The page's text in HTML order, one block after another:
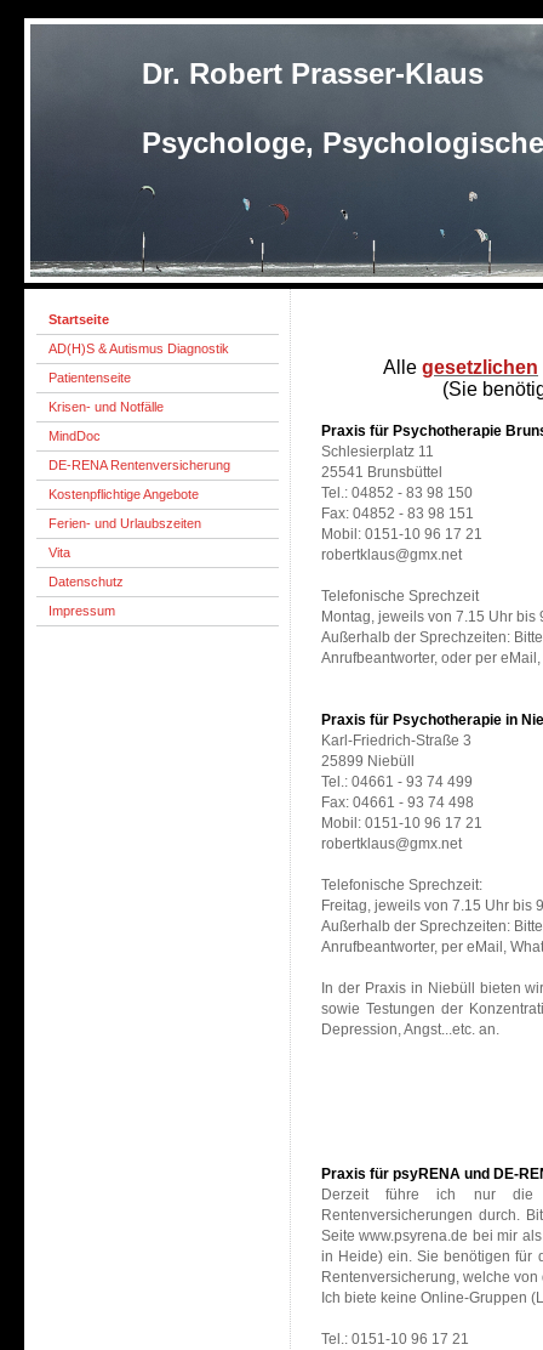
Dr. Robert Prasser-Klaus
Psychologe,
Startseite
AD(H)S & Autismus Diagnostik
Patientenseite
Krisen- und Notfälle
MindDoc
DE-RENA Rentenversicherung
Kostenpflichtige Angebote
Ferien- und Urlaubszeiten
Vita
Datenschutz
Impressum
Alle gesetzlichen
(Sie
Praxis für Psychotherapie
Schlesierplatz 11
25541 Brunsbüttel
Tel.: 04852 - 83 98 150
Fax: 04852 - 83 98 151
Mobil: 0151-10 96 17 21
robertklaus@gmx.net
Telefonische Sprechzeit
Montag, jeweils von 7.15 Uhr bis
Außerhalb der Sprechzeiten:
Anrufbeantworter, oder per
Praxis für Psychotherapie in
Karl-Friedrich-Straße 3
25899 Niebüll
Tel.: 04661 - 93 74 499
Fax: 04661 - 93 74 498
Mobil: 0151-10 96 17 21
robertklaus@gmx.net
Telefonische Sprechzeit:
Freitag, jeweils von 7.15 Uhr bis
Außerhalb der Sprechzeiten:
Anrufbeantworter, per eMail,
In der Praxis in Niebüll bieten
sowie Testungen der
Depression, Angst...etc. an.
Praxis für psyRENA und DE-
Derzeit führe ich nur die
Rentenversicherungen durch.
Seite www.psyrena.de bei mir
in Heide) ein. Sie benötigen für
Rentenversicherung, welche
Ich biete keine Online-Gruppen
Tel.: 0151-10 96 17 21